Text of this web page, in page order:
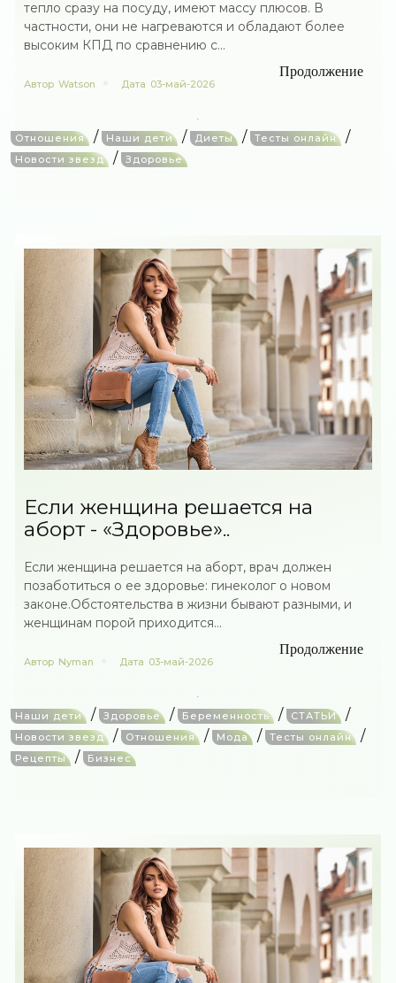
тепло сразу на посуду, имеют массу плюсов. В
частности, они не нагреваются и обладают более
высоким КПД по сравнению с...
Продолжение
Автор Watson Дата 03-май-2026
Отношения / Наши дети / Диеты / Тесты онлайн /
Новости звезд / Здоровье
Если женщина решается на
аборт - «Здоровье»..
Если женщина решается на аборт, врач должен
позаботиться о ее здоровье: гинеколог о новом
законе.Обстоятельства в жизни бывают разными, и
женщинам порой приходится...
Продолжение
Автор Nyman Дата 03-май-2026
Наши дети / Здоровье / Беременность / СТАТЬИ /
Новости звезд / Отношения / Мода / Тесты онлайн /
Рецепты / Бизнес